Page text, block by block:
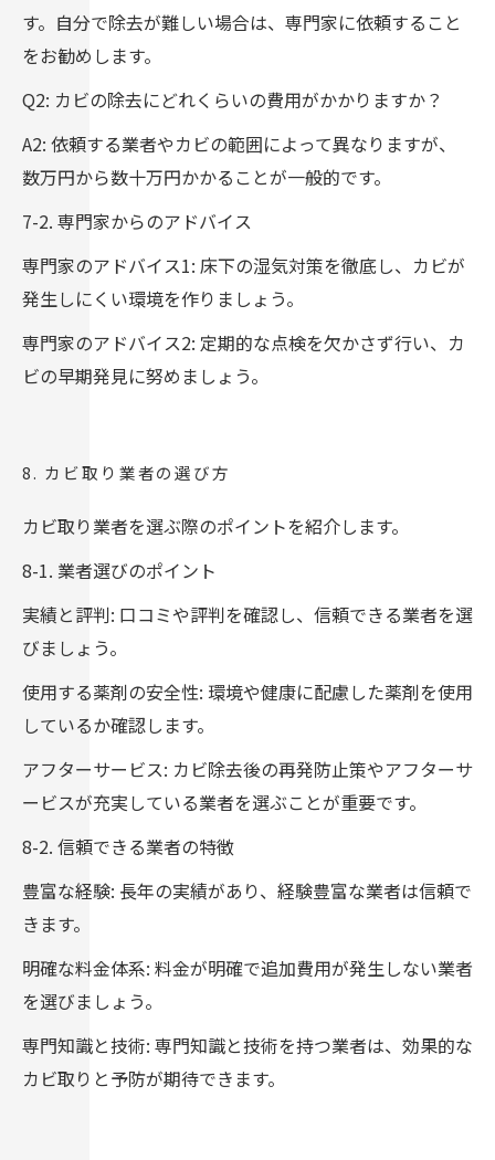
す。自分で除去が難しい場合は、専門家に依頼すること
をお勧めします。
Q2: カビの除去にどれくらいの費用がかかりますか？
A2: 依頼する業者やカビの範囲によって異なりますが、
数万円から数十万円かかることが一般的です。
7-2. 専門家からのアドバイス
専門家のアドバイス1: 床下の湿気対策を徹底し、カビが
発生しにくい環境を作りましょう。
専門家のアドバイス2: 定期的な点検を欠かさず行い、カ
ビの早期発見に努めましょう。
8. カビ取り業者の選び方
カビ取り業者を選ぶ際のポイントを紹介します。
8-1. 業者選びのポイント
実績と評判: 口コミや評判を確認し、信頼できる業者を選
びましょう。
使用する薬剤の安全性: 環境や健康に配慮した薬剤を使用
しているか確認します。
アフターサービス: カビ除去後の再発防止策やアフターサ
ービスが充実している業者を選ぶことが重要です。
8-2. 信頼できる業者の特徴
豊富な経験: 長年の実績があり、経験豊富な業者は信頼で
きます。
明確な料金体系: 料金が明確で追加費用が発生しない業者
を選びましょう。
専門知識と技術: 専門知識と技術を持つ業者は、効果的な
カビ取りと予防が期待できます。